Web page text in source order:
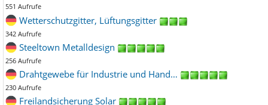
551 Aufrufe
Wetterschutzgitter, Lüftungsgitter
342 Aufrufe
Steeltown Metalldesign
256 Aufrufe
Drahtgewebe für Industrie und Hand…
230 Aufrufe
Freilandsicherung Solar